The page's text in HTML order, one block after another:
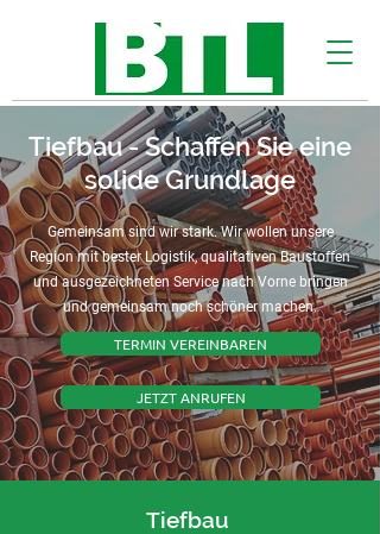
Tiefbau - Schaffen Sie eine
solide Grundlage
Gemeinsam sind wir stark. Wir wollen unsere
Region mit bester Logistik, qualitativen Baustoffen
und ausgezeichneten Service nach Vorne bringen
und gemeinsam noch schöner machen.
TERMIN VEREINBAREN
JETZT ANRUFEN
Tiefbau